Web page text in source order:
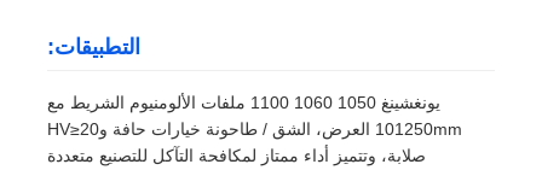
التطبيقات:
يونغشينغ 1050 1060 1100 ملفات الألومنيوم الشريط مع
101250mm العرض، الشق / طاحونة خيارات حافة وHV≥20
صلابة، وتتميز أداء ممتاز لمكافحة التآكل للتصنيع متعددة